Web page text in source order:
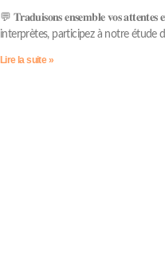
💬 𝐓𝐫𝐚𝐝𝐮𝐢𝐬𝐨𝐧𝐬 𝐞𝐧𝐬𝐞𝐦𝐛𝐥𝐞 𝐯𝐨𝐬
interprètes, participez à notre étude
Lire la suite »